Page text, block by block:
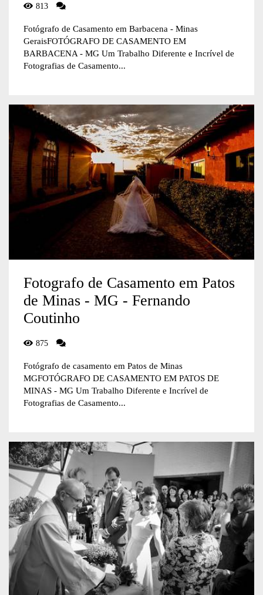
813
Fotógrafo de Casamento em Barbacena - Minas
GeraisFOTÓGRAFO DE CASAMENTO EM
BARBACENA - MG Um Trabalho Diferente e Incrível de
Fotografias de Casamento...
Fotografo de Casamento em Patos
de Minas - MG - Fernando
Coutinho
875
Fotógrafo de casamento em Patos de Minas
MGFOTÓGRAFO DE CASAMENTO EM PATOS DE
MINAS - MG Um Trabalho Diferente e Incrível de
Fotografias de Casamento...